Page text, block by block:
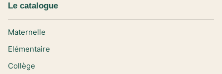
Le catalogue
Maternelle
Elémentaire
Collège